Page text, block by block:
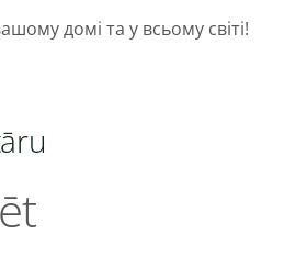
домі та у всьому світі!